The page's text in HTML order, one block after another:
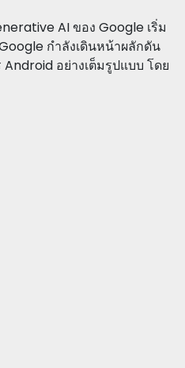
AI ของ Google เริ่ม
กำลังเดินหน้าผลักดัน
อย่างเต็มรูปแบบ โดย